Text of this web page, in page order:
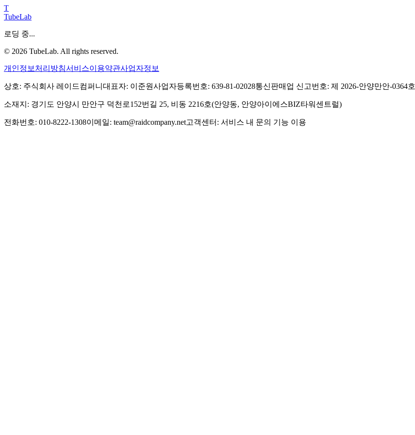
T
TubeLab
로딩 중...
© 2026 TubeLab. All rights reserved.
개인정보처리방침서비스이용약관사업자정보
상호: 주식회사 레이드컴퍼니 대표자: 이준원사업자등록번호: 639-81-02028통신판매업 신고번호: 제 2026-안양만안-0364호
소재지: 경기도 안양시 만안구 덕천로152번길 25, 비동 2216호(안양동, 안양아이에스BIZ타워센트럴)
전화번호: 010-8222-1308이메일: team@raidcompany.net고객센터: 서비스 내 문의 기능 이용